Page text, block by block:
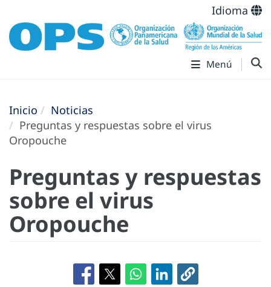
Idioma
Menú
Inicio
Noticias
Preguntas y respuestas sobre el virus
Oropouche
Preguntas y respuestas
sobre el virus
Oropouche